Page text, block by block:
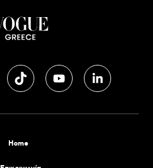
Home